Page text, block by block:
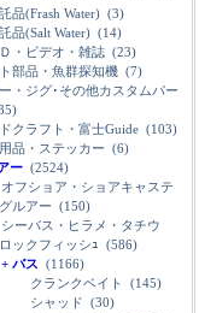
品(Frash Water) (3)
品(Salt Water) (14)
・ビデオ・雑誌 (23)
部品・魚群探知機 (7)
・ジグ･その他カスタムパー
クラフト・富士Guide (103)
品・ステッカー (6)
ー (2524)
オフショア・ショアキャステ
ルアー (150)
シーバス・ヒラメ・タチウ
ックフィッシｭ (586)
+ バス (1166)
クランクベイト
(145)
シャッド (30)